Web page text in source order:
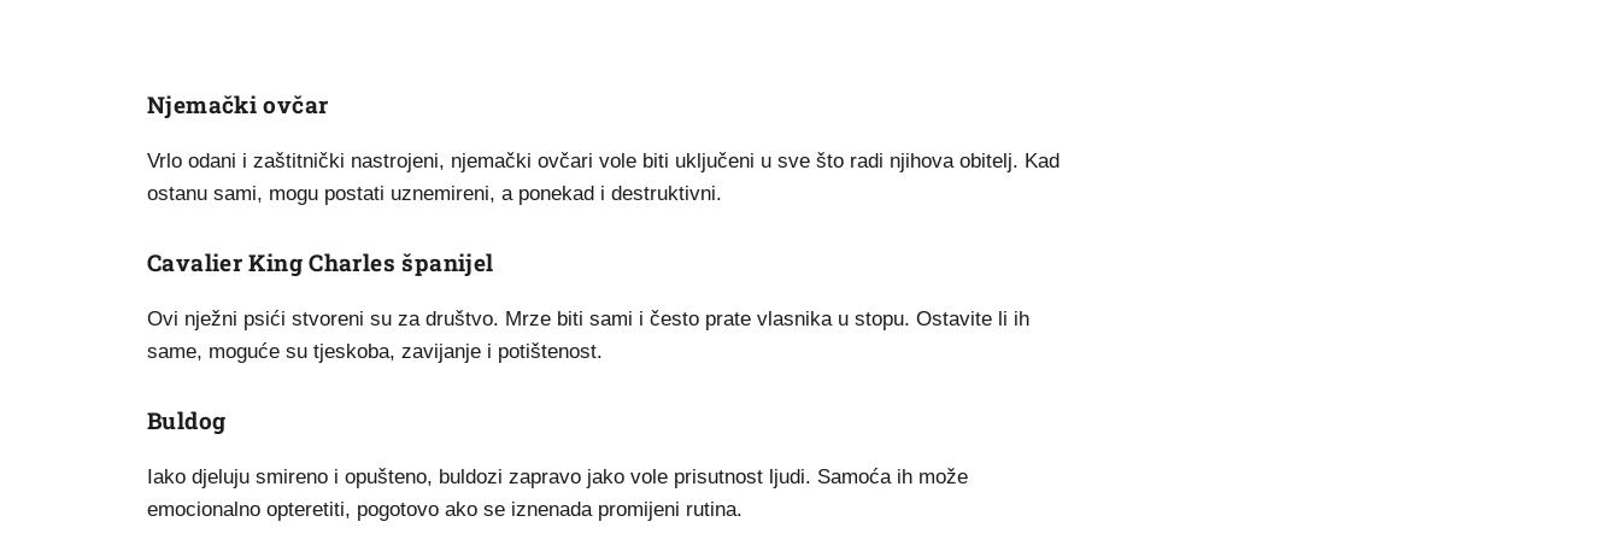
Njemački ovčar
Vrlo odani i zaštitnički nastrojeni, njemački ovčari vole biti uključeni u sve što radi njihova obitelj. Kad
ostanu sami, mogu postati uznemireni, a ponekad i destruktivni.
Cavalier King Charles španijel
Ovi nježni psići stvoreni su za društvo. Mrze biti sami i često prate vlasnika u stopu. Ostavite li ih
same, moguće su tjeskoba, zavijanje i potištenost.
Buldog
Iako djeluju smireno i opušteno, buldozi zapravo jako vole prisutnost ljudi. Samoća ih može
emocionalno opteretiti, pogotovo ako se iznenada promijeni rutina.